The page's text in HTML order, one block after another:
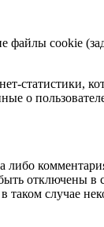
файлы cookie
статистики,
о
либо
отключены в
случае